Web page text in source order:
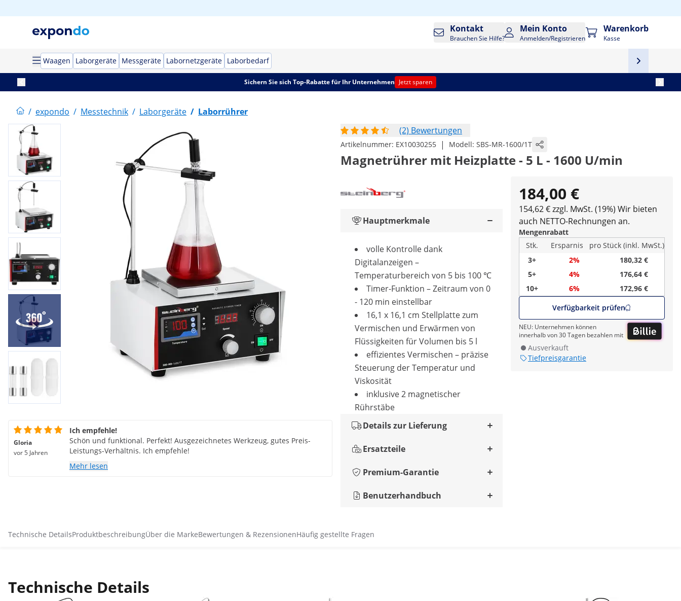
Kontakt
Brauchen Sie Hilfe?
Mein Konto
Anmelden/Registrieren
Warenkorb
Kasse
Waagen Laborgeräte Messgeräte Labornetzgeräte Laborbedarf
Sichern Sie sich Top-Rabatte für Ihr Unternehmen Jetzt sparen
/ expondo / Messtechnik / Laborgeräte / Laborrührer
(2) Bewertungen
Artikelnummer: EX10030255 | Modell: SBS-MR-1600/1T
Magnetrührer mit Heizplatte - 5 L - 1600 U/min
184,00 €
154,62 € zzgl. MwSt. (19%) Wir bieten
auch NETTO-Rechnungen an.
Mengenrabatt
Stk.
Ersparnis
pro Stück (inkl. MwSt.)
3+
2%
180,32 €
5+
4%
176,64 €
10+
6%
172,96 €
Verfügbarkeit prüfen
NEU: Unternehmen können
innerhalb von 30 Tagen bezahlen mit
Ausverkauft
Tiefpreisgarantie
Hauptmerkmale
volle Kontrolle dank
Digitalanzeigen –
Temperaturbereich von 5 bis 100 ℃
Timer-Funktion – Zeitraum von 0
- 120 min einstellbar
16,1 x 16,1 cm Stellplatte zum
Vermischen und Erwärmen von
Flüssigkeiten für Volumen bis 5 l
effizientes Vermischen – präzise
Steuerung der Temperatur und
Viskosität
inklusive 2 magnetischer
Rührstäbe
Details zur Lieferung
Ersatzteile
Premium-Garantie
Benutzerhandbuch
Gloria
vor 5 Jahren
Ich empfehle!
Schön und funktional. Perfekt! Ausgezeichnetes Werkzeug, gutes Preis-
Leistungs-Verhältnis. Ich empfehle!
Mehr lesen
Technische DetailsProduktbeschreibungÜber die MarkeBewertungen & RezensionenHäufig gestellte Fragen
Technische Details